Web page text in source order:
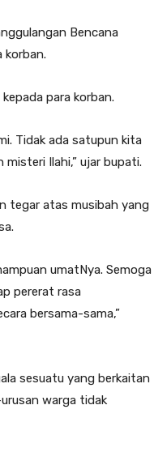
Bencana
korban.
para korban.
Tidak ada satupun kita
Ilahi,” ujar bupati.
tegar atas musibah yang
umatNya. Semoga
pererat rasa
bersama-sama,”
sesuatu yang berkaitan
warga tidak